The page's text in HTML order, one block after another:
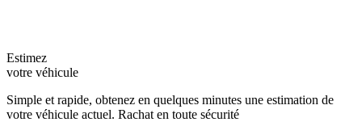
Estimez
votre véhicule
Simple et rapide, obtenez en quelques minutes une estimation de
votre véhicule actuel. Rachat en toute sécurité